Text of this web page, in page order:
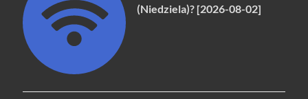
(Niedziela)? [2026-08-02]